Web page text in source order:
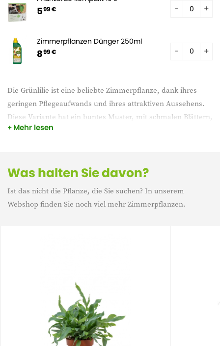
Die Grünlilie ist eine beliebte Zimmerpflanze, dank ihres
geringen Pflegeaufwands und ihres attraktiven Aussehens.
Diese Variante hat ein buntes Muster, mit schmalen Blättern,
die weiße oder cremefarbene Streifen neben der grünen
Mehr lesen
599 €
Zimmerpflanzen Dünger 250ml
899 €
Was halten Sie davon?
Ist das nicht die Pflanze, die Sie suchen? In unserem
Webshop finden Sie noch viel mehr Zimmerpflanzen.